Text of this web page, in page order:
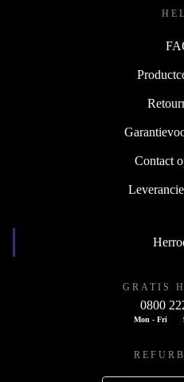
Contact
GRATIS
0800
Mon - Fri